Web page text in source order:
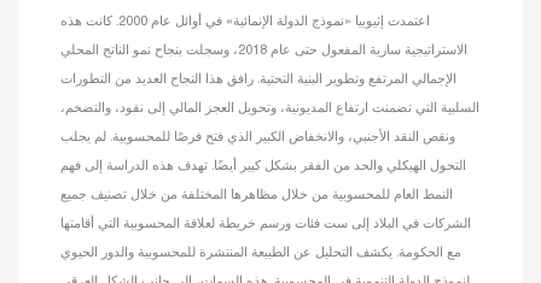
اعتمدت إثيوبيا «نموذج الدولة الإنمائية» في أوائل عام 2000. كانت هذه
الاستراتيجية سارية المفعول حتى عام 2018، وسجلت بنجاح نمو الناتج المحلي
الإجمالي المرتفع وتطوير البنية التحتية. رافق هذا النجاح العديد من التطورات
السلبية التي تضمنت ارتفاع المديونية، وتحويل العجز المالي إلى نقود، والتضخم،
ونقص النقد الأجنبي، والانخفاض الكبير الذي فتح فرصًا للمحسوبية. لم يجلب
التحول الهيكلي والحد من الفقر بشكل كبير أيضًا. تهدف هذه الدراسة إلى فهم
النمط العام للمحسوبية من خلال مظاهرها المختلفة من خلال تصنيف جميع
الشركات في البلاد إلى ست فئات ورسم خريطة لعلاقة المحسوبية التي أقامتها
مع الحكومة. يكشف التحليل عن الطبيعة المنتشرة للمحسوبية والدور الحيوي